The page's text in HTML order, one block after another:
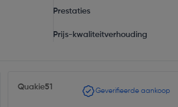
Prestaties
Prijs-kwaliteitverhouding
Quakie51 Geverifieerde aankoop